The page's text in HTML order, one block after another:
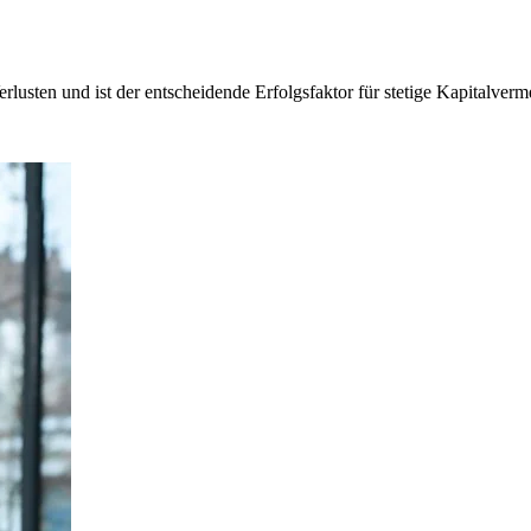
und ist der entscheidende Erfolgsfaktor für stetige